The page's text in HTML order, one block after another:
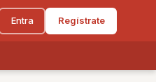
Entra Regístrate